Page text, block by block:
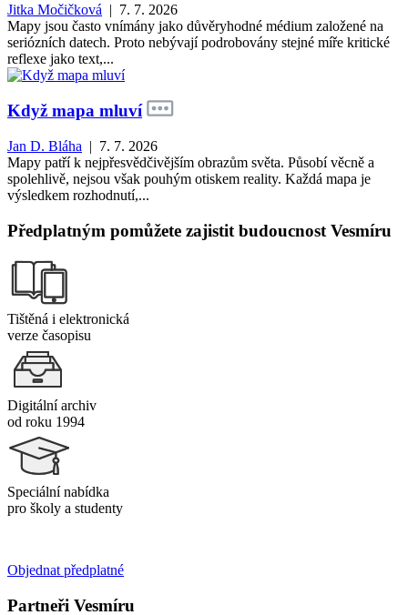
Jitka Močičková | 7. 7. 2026
Mapy jsou často vnímány jako důvěryhodné médium založené na
seriózních datech. Proto nebývají podrobovány stejné míře kritické
reflexe jako text,...
Když mapa mluví
Jan D. Bláha | 7. 7. 2026
Mapy patří k nejpřesvědčivějším obrazům světa. Působí věcně a
spolehlivě, nejsou však pouhým otiskem reality. Každá mapa je
výsledkem rozhodnutí,...
Předplatným pomůžete zajistit budoucnost Vesmíru
Tištěná i elektronická
verze časopisu
Digitální archiv
od roku 1994
Speciální nabídka
pro školy a studenty
Objednat předplatné
Partneři Vesmíru